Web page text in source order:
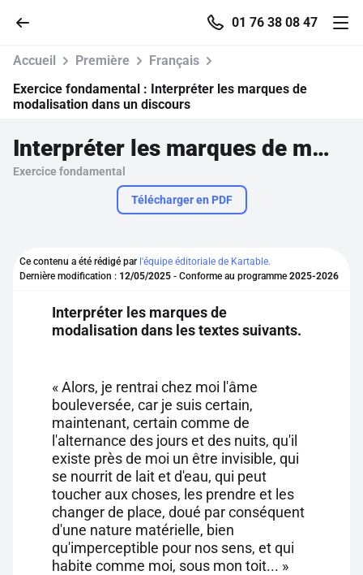
01 76 38 08 47
Parcourir
Se connecter
S'inscrire gratuitement
Accueil Première
Français
Exercice fondamental : Interpréter les marques de
modalisation dans un discours
Interpréter les marques de modalisation dans un discours
Exercice fondamental
Télécharger en PDF
Ce contenu a été rédigé par l'équipe éditoriale de Kartable.
Dernière modification : 12/05/2025 - Conforme au programme 2025-2026
Interpréter les marques de
modalisation dans les textes suivants.
« Alors, je rentrai chez moi l'âme
bouleversée, car je suis certain,
maintenant, certain comme de
l'alternance des jours et des nuits, qu'il
existe près de moi un être invisible, qui
se nourrit de lait et d'eau, qui peut
toucher aux choses, les prendre et les
changer de place, doué par conséquent
d'une nature matérielle, bien
qu'imperceptible pour nos sens, et qui
habite comme moi, sous mon toit... »